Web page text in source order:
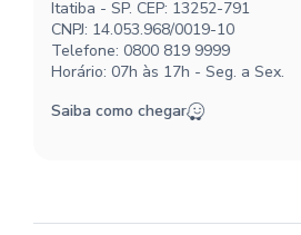
Itatiba - SP. CEP: 13252-791
CNPJ: 14.053.968/0019-10
Telefone: 0800 819 9999
Horário: 07h às 17h - Seg. a Sex.
Saiba como chegar